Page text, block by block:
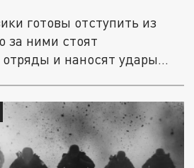
готовы отступить из
за ними стоят
и наносят удары